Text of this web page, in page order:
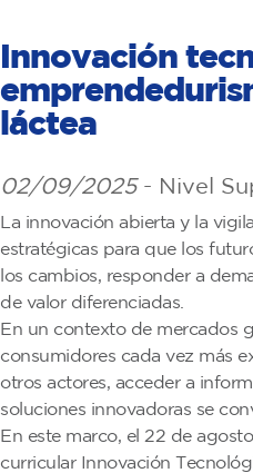
Innovación
láctea
02/09/2025- Nivel
La innovación abierta y la
estratégicas para que los
los cambios, responder a
de valor diferenciadas.
En un contexto de mercados
consumidores cada vez más
otros actores, acceder a
soluciones innovadoras se
En este marco, el 22 de
curricular Innovación